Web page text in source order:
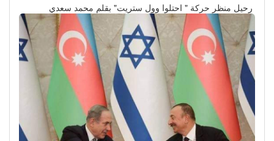
رحيل منظر حركة " احتلوا وول ستريت" بقلم محمد سعدي